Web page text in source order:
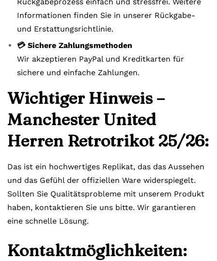
Informationen finden Sie in unserer Rückgabe-
und Erstattungsrichtlinie.
💳 Sichere Zahlungsmethoden
Wir akzeptieren PayPal und Kreditkarten für
sichere und einfache Zahlungen.
Wichtiger Hinweis –
Manchester United
Herren Retrotrikot 25/26:
Das ist ein hochwertiges Replikat, das das Aussehen
und das Gefühl der offiziellen Ware widerspiegelt.
Sollten Sie Qualitätsprobleme mit unserem Produkt
haben, kontaktieren Sie uns bitte. Wir garantieren
eine schnelle Lösung.
Kontaktmöglichkeiten: